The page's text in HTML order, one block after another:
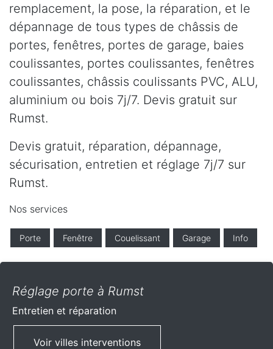
remplacement, la pose, la réparation, et le
dépannage de tous types de châssis de
portes, fenêtres, portes de garage, baies
coulissantes, portes coulissantes, fenêtres
coulissantes, châssis coulissants PVC, ALU,
aluminium ou bois 7j/7. Devis gratuit sur
Rumst.
Devis gratuit, réparation, dépannage,
sécurisation, entretien et réglage 7j/7 sur
Rumst.
Nos services
Porte Fenêtre Couelissant Garage Info
Réglage porte à Rumst
Entretien et réparation
Voir villes interventions